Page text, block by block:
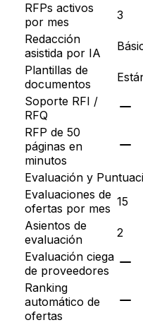
RFPs activos
por mes
3
Redacción
asistida por IA
Plantillas de
documentos
Soporte RFI /
RFQ
RFP de 50
páginas en
minutos
Evaluación y
Evaluaciones de
ofertas por mes 15
Asientos de
evaluación
2
Evaluación ciega
de proveedores
Ranking
automático de
ofertas